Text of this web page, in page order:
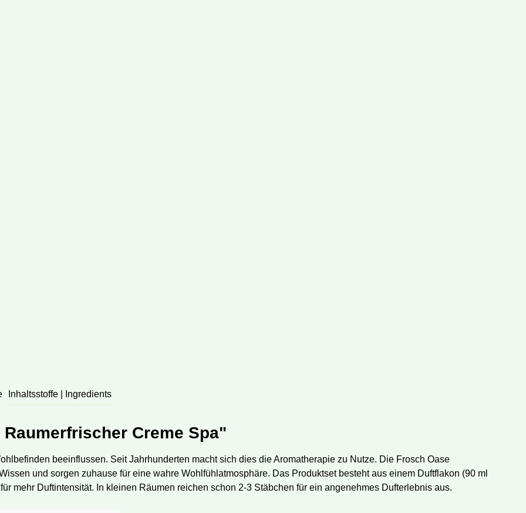
Inhaltsstoffe | Ingredients
Creme Spa"
beeinflussen. Seit Jahrhunderten macht sich dies die Aromatherapie zu Nutze. Die Frosch Oase
und sorgen zuhause für eine wahre Wohlfühlatmosphäre. Das Produktset besteht aus einem Duftflakon (90 ml
mehr Duftintensität. In kleinen Räumen reichen schon 2-3 Stäbchen für ein angenehmes Dufterlebnis aus.